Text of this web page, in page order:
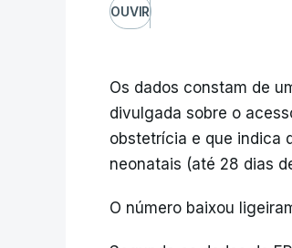
OUVIR
Os dados constam de
divulgada sobre o
obstetrícia e que indica
neonatais (até 28 dias
O número baixou